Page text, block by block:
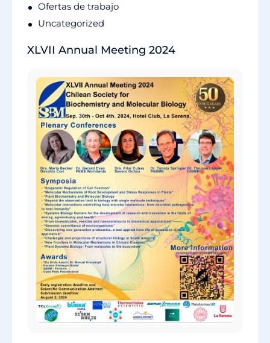
Ofertas de trabajo
Uncategorized
XLVII Annual Meeting 2024